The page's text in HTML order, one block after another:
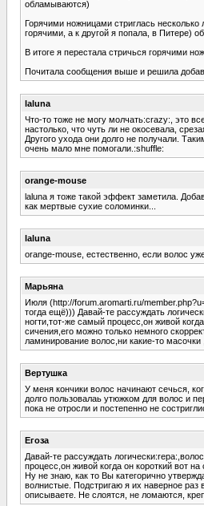
обламываются)
Горячими ножницами стриглась
горячими, а к другой я попала, в Питере)
В итоге я перестала стричься горячими
Почитала сообщения выше и решила
laluna
Что-то тоже не могу молчать:crazy:, это
настолько, что чуть ли не окосевала,
Другого ухода они долго не получали.
очень мало мне помогали.:shuffle:
orange-mouse
laluna я тоже такой эффект заметила.
как мертвые сухие соломинки...
laluna
orange-mouse, естественно, если волос
Марьяна
Июля (http://forum.aromarti.ru/
тогда ещё))) Давай-те рассуждать
ногти,тот-же самый процесс,он живой
сичения,его можно только немного
ламинирование волос,ни какие-то
Вертушка
У меня кончики волос начинают сечься,
долго пользовалаь утюжком для волос и
пока не отросли и постепенно не
Егоза
Давай-те рассуждать
процесс,он живой когда он короткий вот
Ну не знаю, как то Вы категорично
волнистые. Подстригаю я их наверное
описываете. Не слоятся, не ломаются,